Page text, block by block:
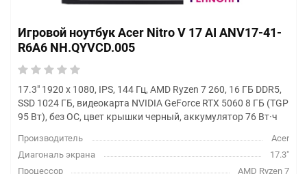
Игровой ноутбук Acer Nitro V 17 AI ANV17-41-
R6A6 NH.QYVCD.005
17.3" 1920 x 1080, IPS, 144 Гц, AMD Ryzen 7 260, 16 ГБ DDR5,
SSD 1024 ГБ, видеокарта NVIDIA GeForce RTX 5060 8 ГБ (TGP
95 Вт), без ОС, цвет крышки черный, аккумулятор 76 Вт·ч
Производитель
Acer
Диагональ экрана
17.3"
Процессор
AMD Ryzen 7